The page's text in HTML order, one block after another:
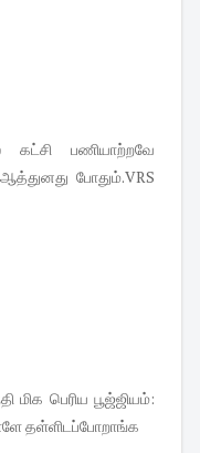
பணியாற்றவே
போதும்.VRS
மிக பெரிய பூஜ்ஜியம்:
தள்ளிடப்போறாங்க